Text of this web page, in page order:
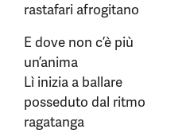
rastafari afrogitano
E dove non c’è più
un’anima
Lì inizia a ballare
posseduto dal ritmo
ragatanga